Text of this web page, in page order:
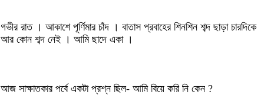
গভীর রাত । আকাশে পূর্ণিমার চাঁদ । বাতাস প্রবাহের শিনশিন শব্দ ছাড়া চারদিকে
আর কোন শব্দ নেই । আমি ছাদে একা ।
আজ সাক্ষাতকার পর্বে একটা প্রশ্ন ছিল- আমি বিয়ে করি নি কেন ?